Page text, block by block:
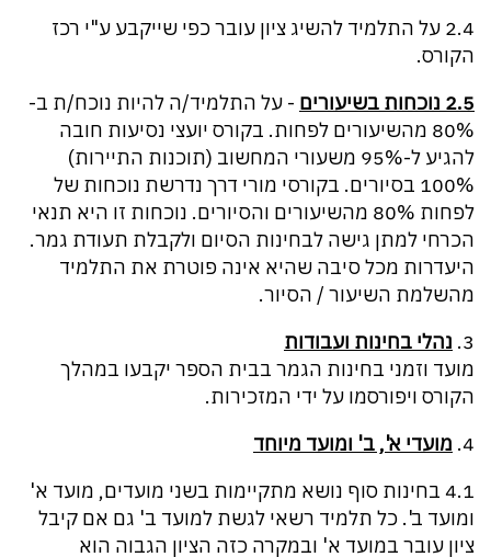
2.4 על התלמיד להשיג ציון עובר כפי שייקבע ע"י רכז
הקורס.
2.5 נוכחות בשיעורים
- על התלמיד/ה להיות נוכח/ת ב-
80% מהשיעורים לפחות. בקורס יועצי נסיעות חובה
להגיע ל-95% משעורי המחשוב (תוכנות התיירות)
100% בסיורים. בקורסי מורי דרך נדרשת נוכחות של
לפחות 80% מהשיעורים והסיורים. נוכחות זו היא תנאי
הכרחי למתן גישה לבחינות הסיום ולקבלת תעודת גמר.
היעדרות מכל סיבה שהיא אינה פוטרת את התלמיד
מהשלמת השיעור / הסיור.
3. נהלי בחינות ועבודות
מועד וזמני בחינות הגמר בבית הספר יקבעו במהלך
הקורס ויפורסמו על ידי המזכירות.
4. מועדי א', ב' ומועד מיוחד
4.1 בחינות סוף נושא מתקיימות בשני מועדים, מועד א'
ומועד ב'. כל תלמיד רשאי לגשת למועד ב' גם אם קיבל
ציון עובר במועד א' ובמקרה כזה הציון הגבוה הוא